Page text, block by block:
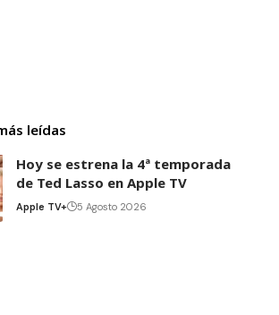
leídas
Hoy se estrena la 4ª temporada
de Ted Lasso en Apple TV
Apple TV+ 5 Agosto 2026